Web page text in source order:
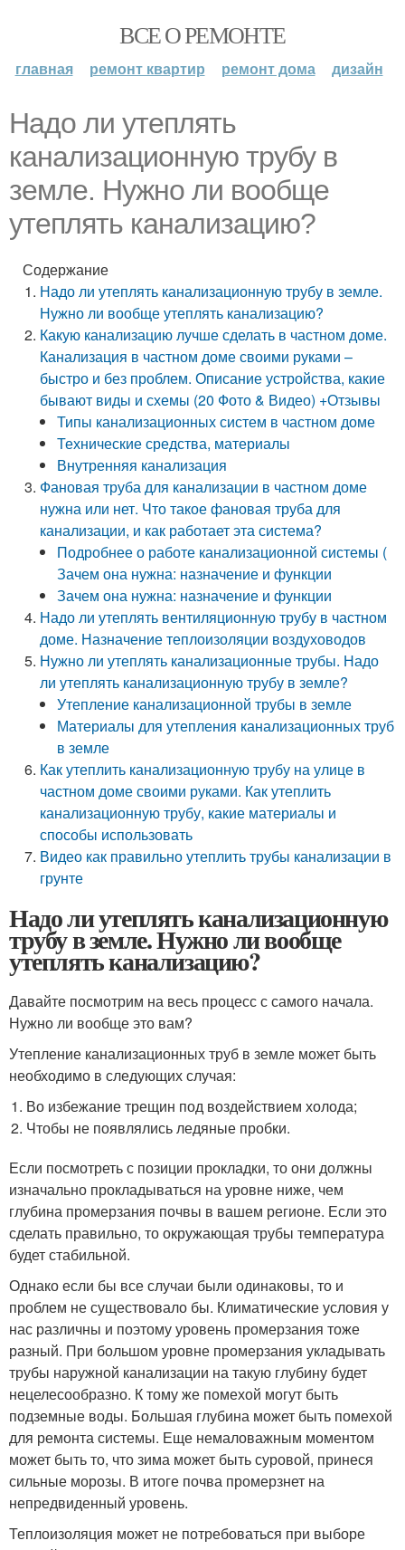
ВСЕ О РЕМОНТЕ
главная ремонт квартир ремонт дома дизайн
Надо ли утеплять
канализационную трубу в
земле. Нужно ли вообще
утеплять канализацию?
Содержание
Надо ли утеплять канализационную трубу в земле.
Нужно ли вообще утеплять канализацию?
Какую канализацию лучше сделать в частном доме.
Канализация в частном доме своими руками –
быстро и без проблем. Описание устройства, какие
бывают виды и схемы (20 Фото & Видео) +Отзывы
Типы канализационных систем в частном доме
Технические средства, материалы
Внутренняя канализация
Фановая труба для канализации в частном доме
нужна или нет. Что такое фановая труба для
канализации, и как работает эта система?
Подробнее о работе канализационной системы (
Зачем она нужна: назначение и функции
Зачем она нужна: назначение и функции
Надо ли утеплять вентиляционную трубу в частном
доме. Назначение теплоизоляции воздуховодов
Нужно ли утеплять канализационные трубы. Надо
ли утеплять канализационную трубу в земле?
Утепление канализационной трубы в земле
Материалы для утепления канализационных труб
в земле
Как утеплить канализационную трубу на улице в
частном доме своими руками. Как утеплить
канализационную трубу, какие материалы и
способы использовать
Видео как правильно утеплить трубы канализации в
грунте
Надо ли утеплять канализационную
трубу в земле. Нужно ли вообще
утеплять канализацию?
Давайте посмотрим на весь процесс с самого начала.
Нужно ли вообще это вам?
Утепление канализационных труб в земле может быть
необходимо в следующих случая:
Во избежание трещин под воздействием холода;
Чтобы не появлялись ледяные пробки.
Если посмотреть с позиции прокладки, то они должны
изначально прокладываться на уровне ниже, чем
глубина промерзания почвы в вашем регионе. Если это
сделать правильно, то окружающая трубы температура
будет стабильной.
Однако если бы все случаи были одинаковы, то и
проблем не существовало бы. Климатические условия у
нас различны и поэтому уровень промерзания тоже
разный. При большом уровне промерзания укладывать
трубы наружной канализации на такую глубину будет
нецелесообразно. К тому же помехой могут быть
подземные воды. Большая глубина может быть помехой
для ремонта системы. Еще немаловажным моментом
может быть то, что зима может быть суровой, принеся
сильные морозы. В итоге почва промерзнет на
непредвиденный уровень.
Теплоизоляция может не потребоваться при выборе